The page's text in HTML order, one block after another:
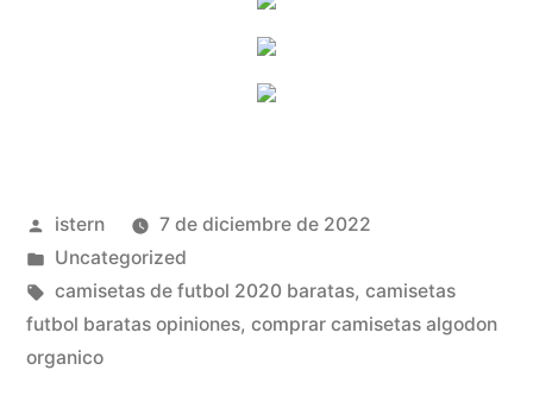
Publicado
por
istern
7 de diciembre de 2022
Publicado
en
Uncategorized
Etiquetas:
camisetas de futbol 2020 baratas, camisetas
futbol baratas opiniones, comprar camisetas algodon
organico